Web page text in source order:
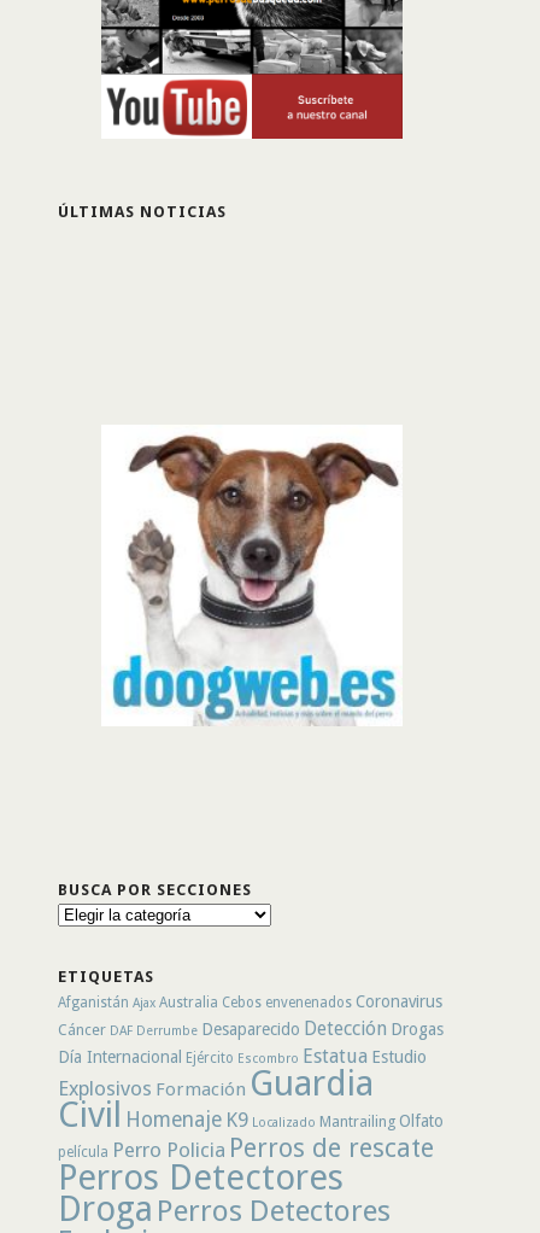
ÚLTIMAS NOTICIAS
BUSCA POR SECCIONES
Busca
ETIQUETAS
Afganistán Ajax Australia Cebos envenenados Coronavirus
Cáncer DAF Derrumbe Desaparecido Detección Drogas
Día Internacional
Ejército Escombro Estatua Estudio
Explosivos Formación Guardia
Civil Homenaje K9 Localizado Mantrailing Olfato
película Perro Policia Perros de rescate
Perros Detectores
Droga Perros Detectores